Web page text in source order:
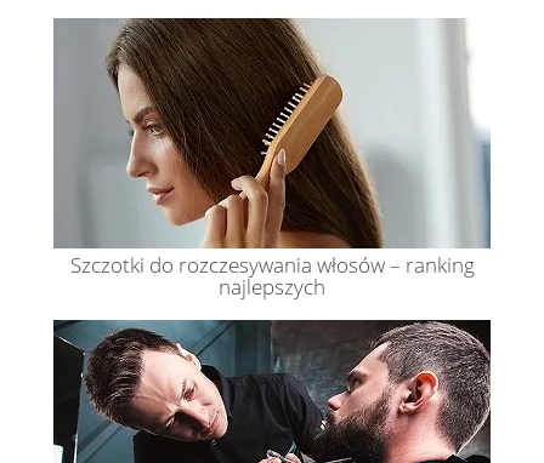
Szczotki do rozczesywania włosów – ranking
najlepszych